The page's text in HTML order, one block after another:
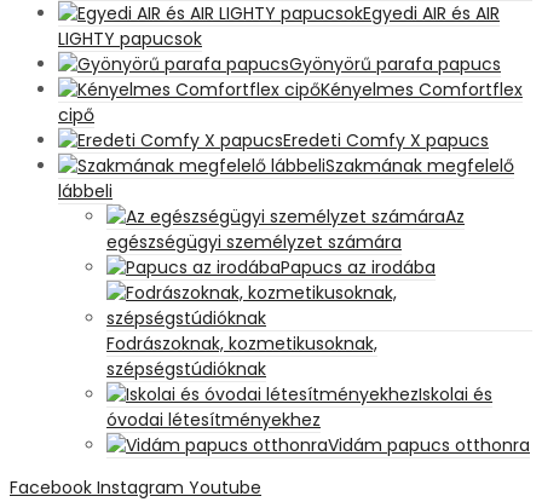
Egyedi AIR és AIR
LIGHTY papucsok
Gyönyörű parafa papucs
Kényelmes Comfortflex
cipő
Eredeti Comfy X papucs
Szakmának megfelelő
lábbeli
Az
egészségügyi személyzet számára
Papucs az irodába
Fodrászoknak, kozmetikusoknak,
szépségstúdióknak
Iskolai és
óvodai létesítményekhez
Vidám papucs otthonra
Facebook Instagram Youtube